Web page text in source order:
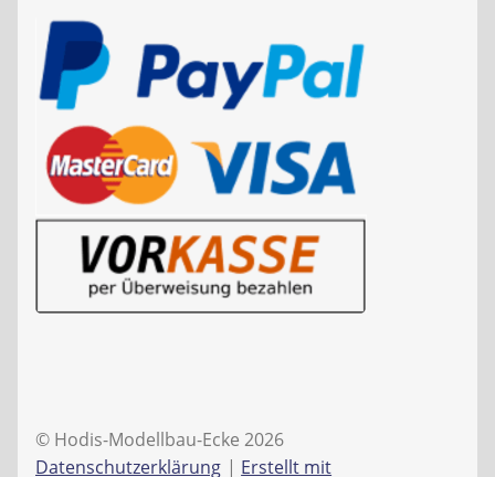
© Hodis-Modellbau-Ecke 2026
Datenschutzerklärung
Erstellt mit